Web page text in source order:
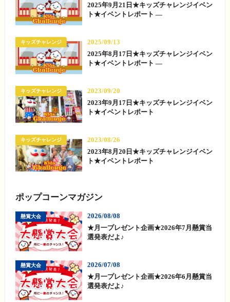
2025年9月21日★キッズチャレンジイベン
ト★イベントレポート —
キッズチャレンジ
2025/09/13
2025年8月17日★キッズチャレンジイベン
ト★イベントレポート —
キッズチャレンジ
2023/09/20
2023年9月17日★キッズチャレンジイベン
ト★イベントレポート
キッズチャレンジ
2023/08/26
2023年8月20日★キッズチャレンジイベン
ト★イベントレポート
ポップコーンマガジン
懸賞大会
2026/08/08
★月一プレゼント企画★2026年7月懸賞当
選発表だよ♪
懸賞大会
2026/07/08
★月一プレゼント企画★2026年6月懸賞当
選発表だよ♪